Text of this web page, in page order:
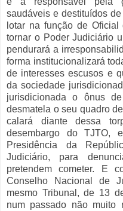
saudáveis e destituídos
lotar na função de
tornar o Poder Judiciário
pendurará a
forma institucionalizará
de interesses escusos e
da sociedade
jurisdicionada o ônus
desmatela o seu quadro
calará diante dessa
desembargo do TJTO,
Presidência da
Judiciário, para
pretendem cometer. E
Conselho Nacional de
mesmo Tribunal, de 13
num passado não muito